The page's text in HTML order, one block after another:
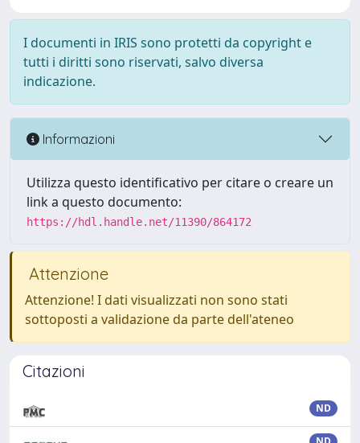
I documenti in IRIS sono protetti da copyright e
tutti i diritti sono riservati, salvo diversa
indicazione.
Informazioni
Utilizza questo identificativo per citare o creare un
link a questo documento:
https://hdl.handle.net/11390/864172
Attenzione
Attenzione! I dati visualizzati non sono stati
sottoposti a validazione da parte dell'ateneo
Citazioni
ND